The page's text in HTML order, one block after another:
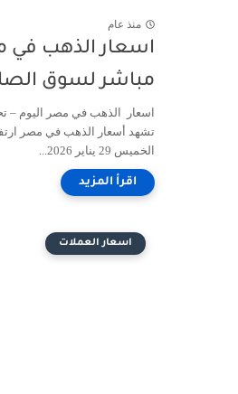
منذ عام
اسعار الذهب في
مباشر لسوق الصاغة 19
تشهد أسعار الذهب في مصر
الخميس 29 يناير 2026...
اسعار العملات